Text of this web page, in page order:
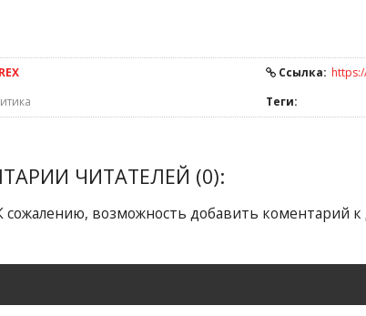
Ссылка:
Теги:
ЧИТАТЕЛЕЙ (0):
сожалению, возможность добавить коментарий